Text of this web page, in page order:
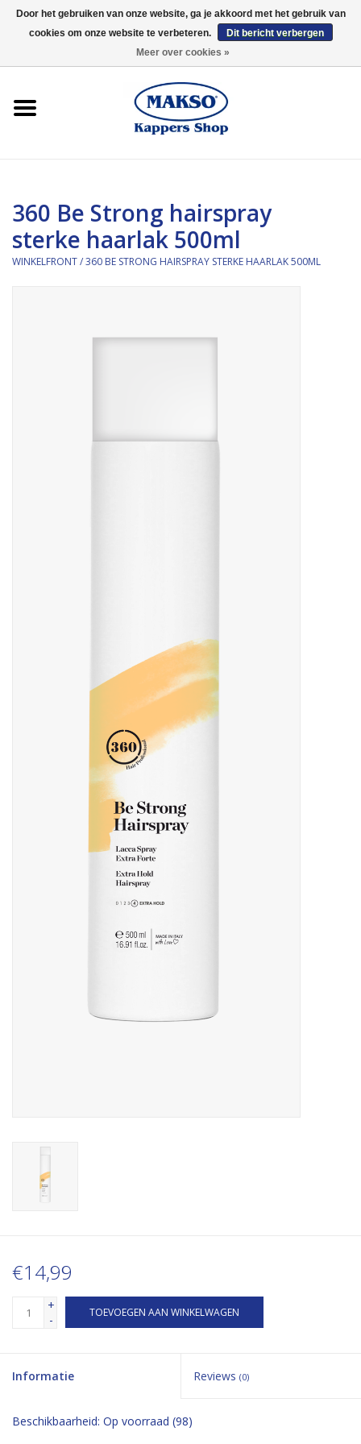
0 Artikelen - €0,00
Kaaral
360
360 Be Strong hairspray
sterke haarlak 500ml
WINKELFRONT/360 BE STRONG HAIRSPRAY STERKE HAARLAK 500ML
€14,99
+
-
TOEVOEGEN AAN WINKELWAGEN
Informatie Reviews (0)
Beschikbaarheid: Op voorraad (98)
Door het gebruiken van onze website, ga je akkoord met het gebruik van
cookies om onze website te verbeteren.
Dit bericht verbergen
Meer over cookies »